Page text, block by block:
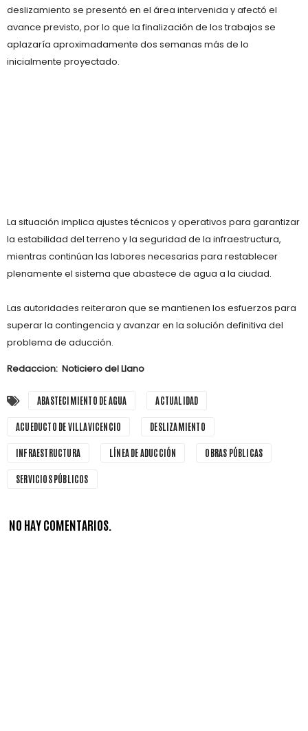
deslizamiento se presentó en el área intervenida y afectó el
avance previsto, por lo que la finalización de los trabajos se
aplazaría aproximadamente dos semanas más de lo
inicialmente proyectado.
La situación implica ajustes técnicos y operativos para garantizar
la estabilidad del terreno y la seguridad de la infraestructura,
mientras continúan las labores necesarias para restablecer
plenamente el sistema que abastece de agua a la ciudad.
Las autoridades reiteraron que se mantienen los esfuerzos para
superar la contingencia y avanzar en la solución definitiva del
problema de aducción.
Redaccion: Noticiero del Llano
ABASTECIMIENTO DE AGUA ACTUALIDAD
ACUEDUCTO DE VILLAVICENCIO DESLIZAMIENTO
INFRAESTRUCTURA LÍNEA DE ADUCCIÓN OBRAS PÚBLICAS
SERVICIOS PÚBLICOS
NO HAY COMENTARIOS.